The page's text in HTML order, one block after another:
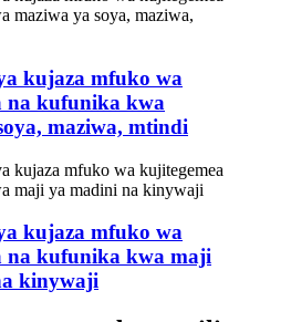
kujaza mfuko wa
na kufunika kwa
maziwa, mtindi
kujaza mfuko wa
na kufunika kwa maji
kinywaji